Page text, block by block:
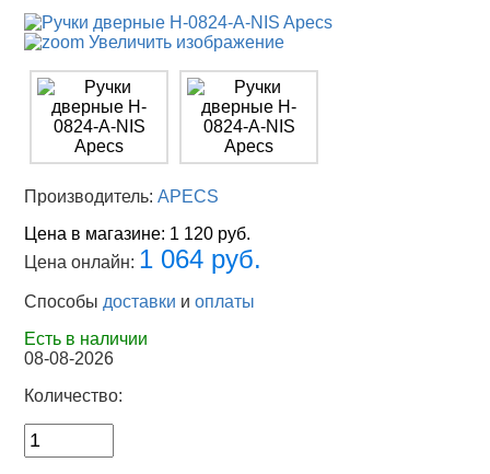
Увеличить изображение
Производитель:APECS
Цена в магазине: 1 120 руб.
Цена онлайн: 1 064 руб.
Способы доставки иоплаты
Есть в наличии
08-08-2026
Количество: